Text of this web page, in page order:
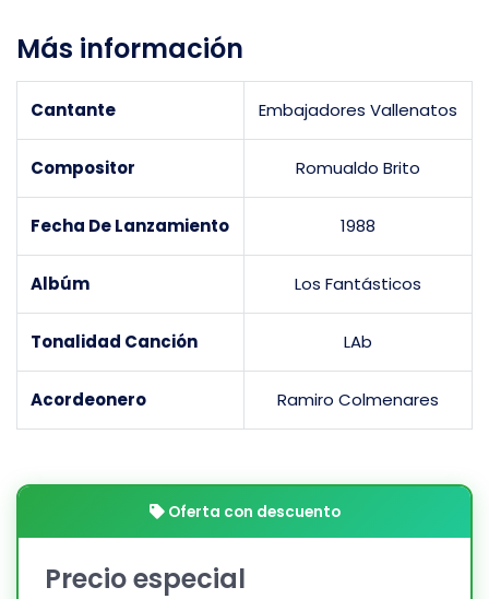
Más información
Cantante Embajadores Vallenatos
Compositor Romualdo Brito
Fecha De Lanzamiento 1988
Albúm Los Fantásticos
Tonalidad Canción LAb
Acordeonero Ramiro Colmenares
Oferta con descuento
Precio especial